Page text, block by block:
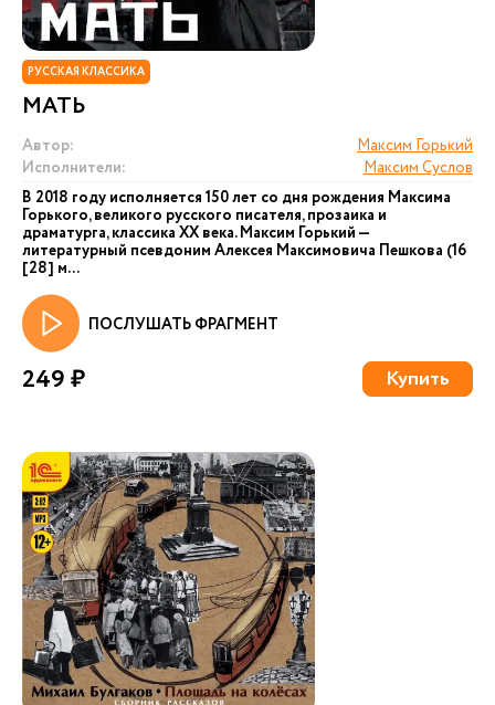
РУССКАЯ КЛАССИКА
МАТЬ
Автор:
Максим Горький
Исполнители:
Максим Суслов
В 2018 году исполняется 150 лет со дня рождения Максима
Горького, великого русского писателя, прозаика и
драматурга, классика ХХ века. Максим Горький —
литературный псевдоним Алексея Максимовича Пешкова (16
[28] м...
ПОСЛУШАТЬ ФРАГМЕНТ
249 ₽ Купить